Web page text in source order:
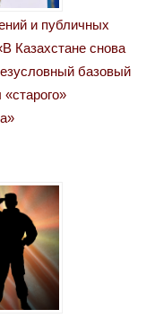
и публичных
Казахстане снова
базовый